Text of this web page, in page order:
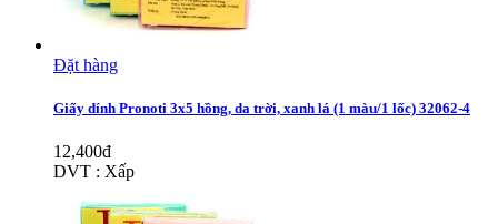
Đặt hàng
Giấy dính Pronoti 3x5 hồng, da trời, xanh lá (1 màu/1 lốc) 32062-4
12,400đ
DVT : Xấp